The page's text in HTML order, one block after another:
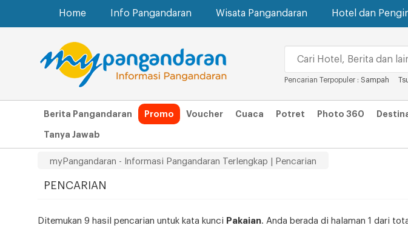
Home Info Pangandaran Wisata Pangandaran Hotel dan
Pencarian Terpopuler : Sampah
Berita Pangandaran Promo Voucher Cuaca Potret Photo 360
Tanya Jawab
myPangandaran - Informasi Pangandaran Terlengkap | Pencarian
PENCARIAN
Ditemukan 9 hasil pencarian untuk kata kunci Pakaian. Anda berada di halaman 1 dari